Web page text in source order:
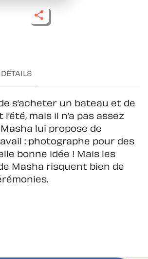
DÉTAILS
s’acheter un bateau et de
mais il n’a pas assez
Masha lui propose de
: photographe pour des
bonne idée ! Mais les
Masha risquent bien de